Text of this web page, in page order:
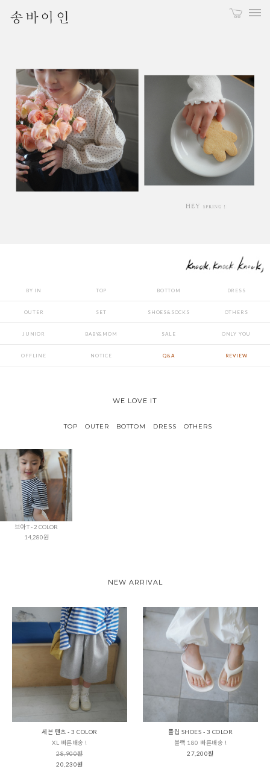
BY IN TOP BOTTOM DRESS
OUTER SET SHOES&SOCKS OTHERS
JUNIOR BABY&MOM SALE ONLY YOU
OFFLINE NOTICE Q&A REVIEW
WE LOVE IT
TOP OUTER BOTTOM DRESS OTHERS
브아 T - 2 COLOR
14,280원
NEW ARRIVAL
세븐 팬츠 - 3 COLOR
XL 빠른배송 !
28,900원
20,230원
플립 SHOES - 3 COLOR
블랙 180 빠른배송 !
27,200원